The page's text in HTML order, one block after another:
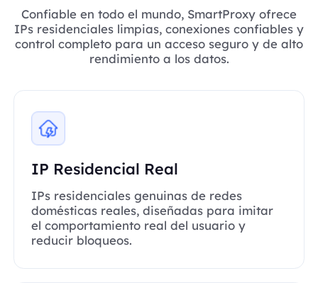
Confiable en todo el mundo, SmartProxy ofrece
IPs residenciales limpias, conexiones confiables y
control completo para un acceso seguro y de alto
rendimiento a los datos.
IP Residencial Real
IPs residenciales genuinas de redes
domésticas reales, diseñadas para imitar
el comportamiento real del usuario y
reducir bloqueos.